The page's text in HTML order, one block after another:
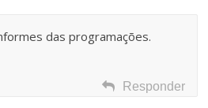
das programações.
Responder